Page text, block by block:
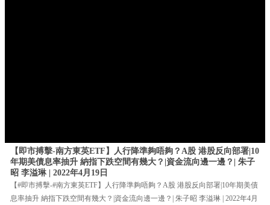
【即市搏擊-南方東英ETF】人行降準夠唔夠？A股 港股反向部署|10
年期美債息率抽升 納指下跌空間有幾大？|資金流向邊一邊？| 朱子
昭 李溢琳 | 2022年4月19日
【#即市搏擊-#南方東英ETF】人行降準夠唔夠？A股 港股反向部署|10年期美債
息率抽升 納指下跌空間有幾大？|資金流向邊一邊？| 朱子昭 李溢琳 | 2022年4月